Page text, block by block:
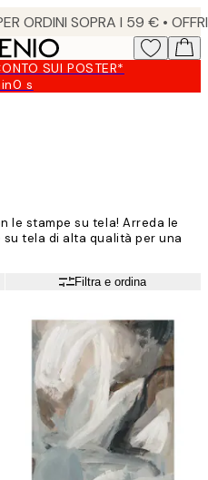
SUI POSTER*
0 s
Valido
le stampe su tela! Arreda le
tela di alta qualità per una
Filtra e ordina